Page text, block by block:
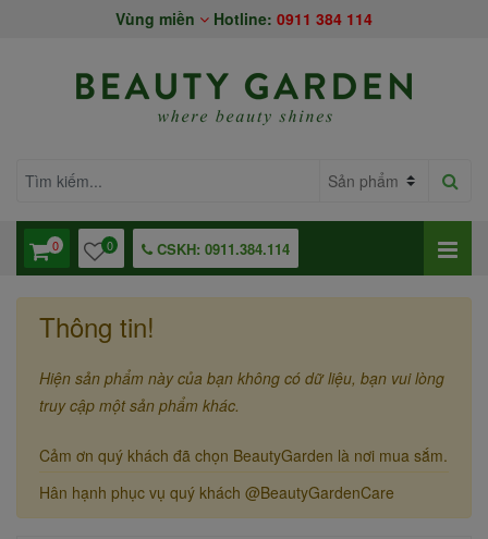
Vùng miền Hotline: 0911 384 114
0 0 CSKH: 0911.384.114
Thông tin!
Hiện sản phẩm này của bạn không có dữ liệu, bạn vui lòng
truy cập một sản phẩm khác.
Cảm ơn quý khách đã chọn BeautyGarden là nơi mua sắm.
Hân hạnh phục vụ quý khách @BeautyGardenCare